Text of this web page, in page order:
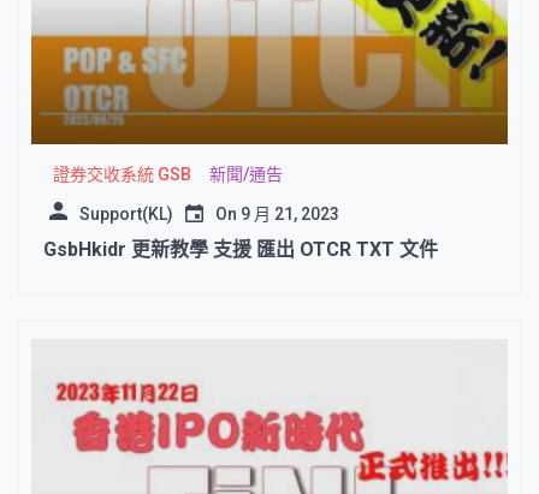
證券交收系統 GSB 新聞/通告
Support(KL) On 9 月 21, 2023
GsbHkidr 更新教學 支援 匯出 OTCR TXT 文件